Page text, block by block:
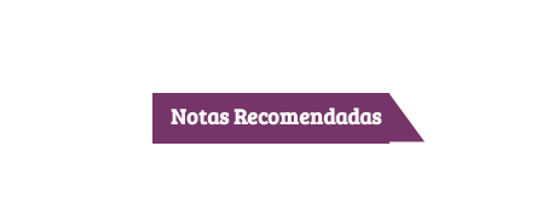
Notas Recomendadas